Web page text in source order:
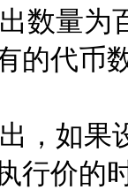
数量为
的代币
，如果
行价的